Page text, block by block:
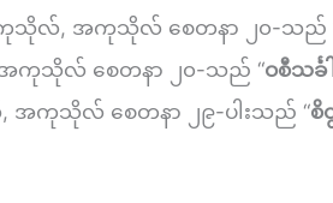
ကုသိုလ်, အကုသိုလ် စေတနာ ၂၀-သည်
ကုသိုလ် စေတနာ ၂၀-သည် “ဝစီသင်္ခ
အကုသိုလ် စေတနာ ၂၉-ပါးသည် “စိ